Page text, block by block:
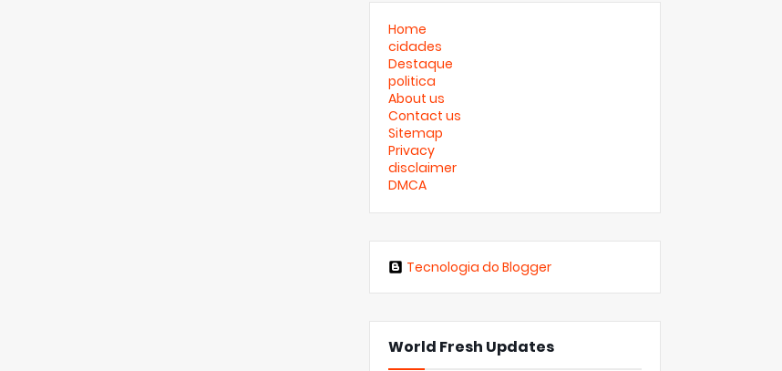
Home
cidades
Destaque
politica
About us
Contact us
Sitemap
Privacy
disclaimer
DMCA
Tecnologia do Blogger
World Fresh Updates